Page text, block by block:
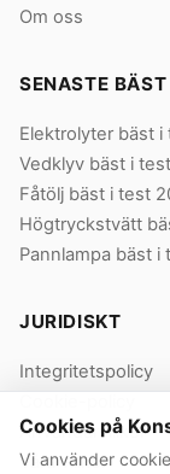
Om oss
SENASTE
Elektrolyter bäst
Vedklyv bäst i
Fåtölj bäst i test
Högtryckstvätt
Pannlampa bäst i
JURIDISKT
Integritetspolicy
Användarvillkor
Våra villkor
Cookies på
Vi använder